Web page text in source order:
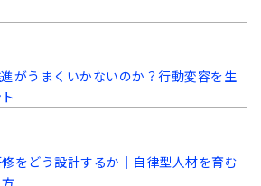
がうまくいかないのか？行動変容を生
をどう設計するか｜自律型人材を育む